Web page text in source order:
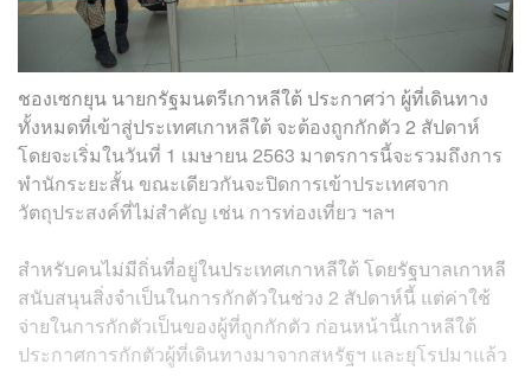
ชองเซกยุน นายกรัฐมนตรีเกาหลีใต้ ประกาศว่า ผู้ที่เดินทาง
ทั้งหมดที่เข้าสู่ประเทศเกาหลีใต้ จะต้องถูกกักตัว 2 สัปดาห์
โดยจะเริ่มในวันที่ 1 เมษายน 2563 มาตรการนี้จะรวมถึงการ
พำนักระยะสั้น ขณะเดียวกันจะปิดการเข้าประเทศจาก
วัตถุประสงค์ที่ไม่สำคัญ เช่น การท่องเที่ยว ฯลฯ
สำหรับคนไม่มีถิ่นที่อยู่ในประเทศเกาหลีใต้ โดยรัฐบาลเกาหลี
สนับสนุนสิ่งจำเป็นในการกักตัวในช่วง 2 สัปดาห์นี้ แต่ค่าใช้
จ่ายในการกักตัวเป็นของผู้ที่ถูกกักตัว ก่อนหน้านี้เกาหลีใต้
ประกาศการกักตัวผู้ที่เดินทางมาจากสหรัฐฯ และยุโรปมาแล้ว